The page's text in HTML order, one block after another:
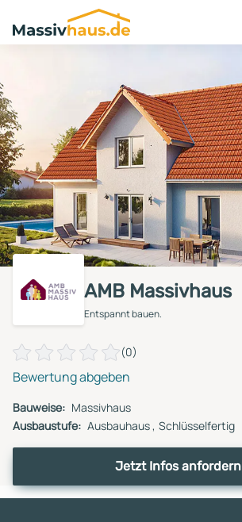
Massivhaus
Logo
AMB Massivhaus
Entspannt bauen.
(0)
Bewertung abgeben
Bauweise: Massivhaus
Ausbaustufe: Ausbauhaus Schlüsselfertig
Jetzt Infos anfordern